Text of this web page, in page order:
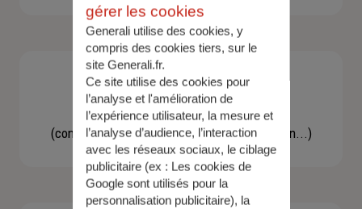
Demande d'information
(concernant une actualité, une réglementation...)
gérer les cookies
Generali utilise des cookies, y
compris des cookies tiers, sur le
site Generali.fr.
Ce site utilise des cookies pour
l’analyse et l'amélioration de
l’expérience utilisateur, la mesure et
l’analyse d’audience, l’interaction
avec les réseaux sociaux, le ciblage
publicitaire (ex : Les cookies de
Google sont utilisés pour la
personnalisation publicitaire), la